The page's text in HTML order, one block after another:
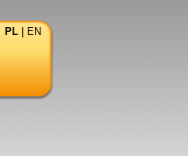
PL EN